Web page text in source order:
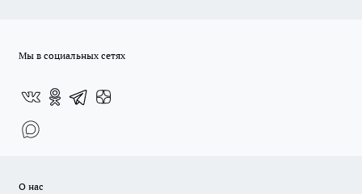
Мы в социальных сетях
О нас